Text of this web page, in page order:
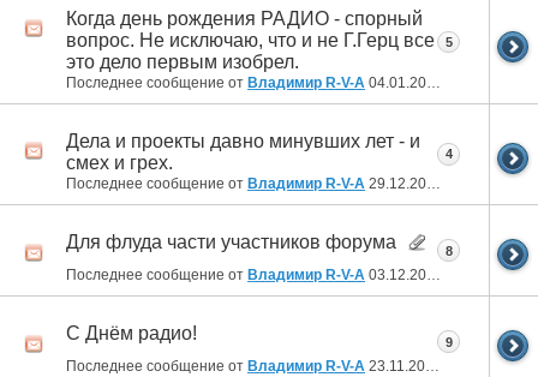
Когда день рождения РАДИО - спорный
вопрос. Не исключаю, что и не Г.Герц все
это дело первым изобрел.
Последнее сообщение от Владимир R-V-A 04.01.2022
5
Дела и проекты давно минувших лет - и
смех и грех.
Последнее сообщение от Владимир R-V-A 29.12.2021
4
Для флуда части участников форума
Последнее сообщение от Владимир R-V-A 03.12.2021
8
С Днём радио!
Последнее сообщение от Владимир R-V-A 23.11.2021
9